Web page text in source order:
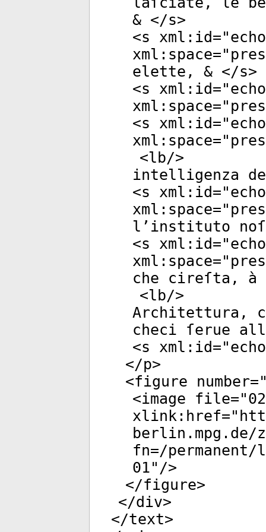
& </s>
<s xml:id="
xml:space="
elette, & </s>
<s xml:id="
xml:space="
<s xml:id="
xml:space="
<lb/>
intelligenza
<s xml:id="
xml:space="
l’instituto
<s xml:id="
xml:space="
che cireſta,
<lb/>
Architettura,
checi ſerue
<s xml:id="
</p>
<figure number
<image file="
xlink:href="
berlin.mpg.de/
fn=/
01"/>
</figure>
</div>
</text>